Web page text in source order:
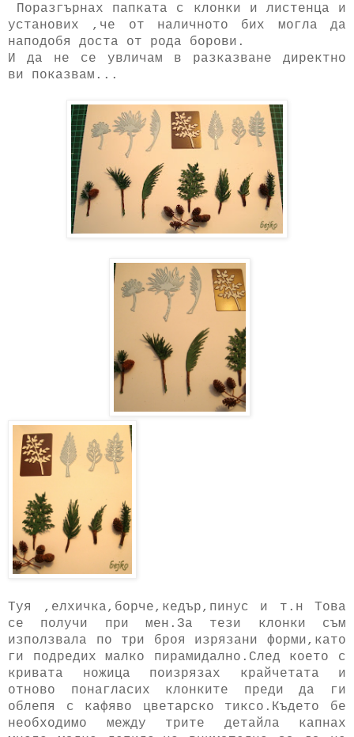
Поразгърнах папката с клонки и листенца и
установих ,че от наличното бих могла да
наподобя доста от рода борови.
И да не се увличам в разказване директно
ви показвам...
Туя ,елхичка,борче,кедър,пинус и т.н Това
се получи при мен.За тези клонки съм
използвала по три броя изрязани форми,като
ги подредих малко пирамидално.След което с
кривата ножица поизрязах крайчетата и
отново понагласих клонките преди да ги
облепя с кафяво цветарско тиксо.Където бе
необходимо между трите детайла капнах